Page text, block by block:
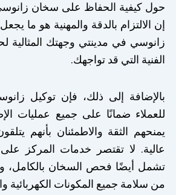
حول كيفية الحفاظ على سخان
إن الالتزام بالدقة والمهنية هو ما
زانوسي في مدينتي وجهتك المثالية
الفنية التي قد تواجهك.
بالإضافة إلى ذلك، فإن توكيل
للعملاء ضمانًا على جميع عمليات
يمنحهم الثقة والاطمئنان بأنهم
عالية. لا تقتصر خدمات المركز
تشمل أيضًا فحص السخان بالكامل،
من سلامة جميع المكونات الكهربائية